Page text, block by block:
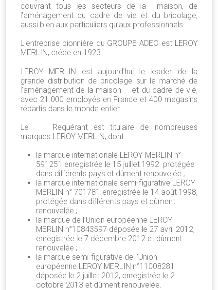
couvrant tous les secteurs de la maison, de
l’aménagement du cadre de vie et du bricolage,
aussi bien aux particuliers qu’aux professionnels.
L'entreprise pionnière du GROUPE ADEO est LEROY
MERLIN, créée en 1923.
LEROY MERLIN est aujourd'hui le leader de la
grande distribution de bricolage sur le marché de
l'aménagement de la maison et du cadre de vie,
avec 21.000 employés en France et 400 magasins
répartis dans le monde entier.
Le Requérant est titulaire de nombreuses
marques LEROY MERLIN, dont :
la marque internationale LEROY-MERLIN n°
591251 enregistrée le 15 juillet 1992 protégée
dans différents pays et dûment renouvelée ;
la marque internationale semi-figurative LEROY
MERLIN n° 701781 enregistrée le 14 août 1998,
protégée dans différents pays et dûment
renouvelée ;
la marque de l’Union européenne LEROY
MERLIN n°10843597 déposée le 27 avril 2012,
enregistrée le 7 décembre 2012 et dûment
renouvelée ;
la marque semi-figurative de l’Union
européenne LEROY MERLIN n°11008281
déposée le 2 juillet 2012, enregistrée le 2
octobre 2013 et dûment renouvelée.